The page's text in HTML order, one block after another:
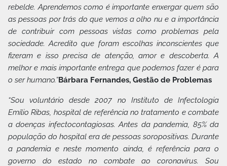
rebelde. Aprendemos como é importante enxergar quem são
as pessoas por trás do que vemos a olho nu e a importância
de contribuir com pessoas vistas como problemas pela
sociedade. Acredito que foram escolhas inconscientes que
fizeram e isso precisa de atenção, amor e descoberta. A
melhor e mais importante entrega que podemos fazer é para
o ser humano.”Bárbara Fernandes, Gestão de Problemas
“Sou voluntário desde 2007 no Instituto de Infectologia
Emílio Ribas, hospital de referência no tratamento e combate
a doenças infectocontagiosas. Antes da pandemia, 85% da
população do hospital era de pessoas soropositivas. Durante
a pandemia e neste momento ainda, é referência para o
governo do estado no combate ao coronavírus. Sou